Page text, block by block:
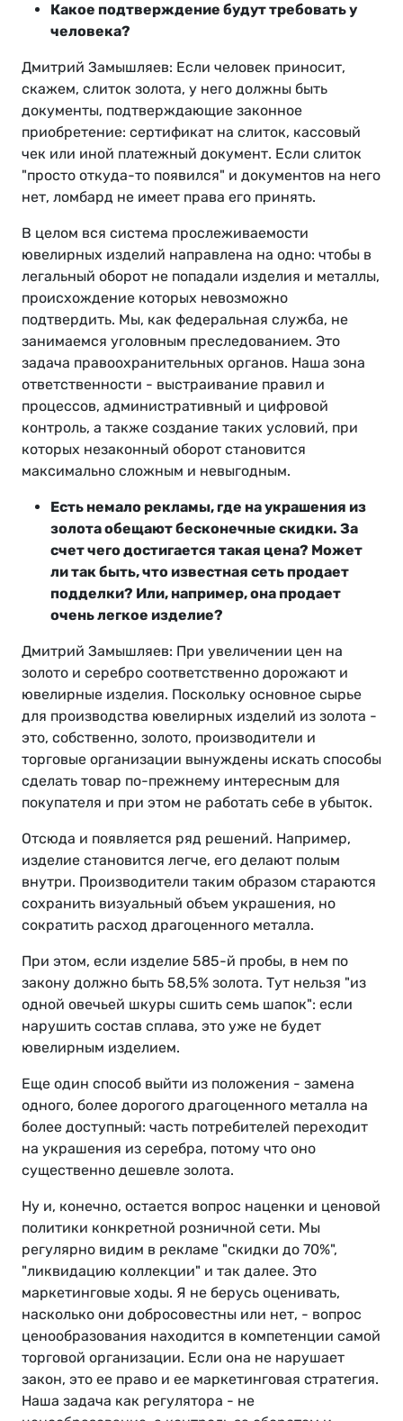
Какое подтверждение будут требовать у
человека?
Дмитрий Замышляев: Если человек приносит,
скажем, слиток золота, у него должны быть
документы, подтверждающие законное
приобретение: сертификат на слиток, кассовый
чек или иной платежный документ. Если слиток
"просто откуда-то появился" и документов на него
нет, ломбард не имеет права его принять.
В целом вся система прослеживаемости
ювелирных изделий направлена на одно: чтобы в
легальный оборот не попадали изделия и металлы,
происхождение которых невозможно
подтвердить. Мы, как федеральная служба, не
занимаемся уголовным преследованием. Это
задача правоохранительных органов. Наша зона
ответственности - выстраивание правил и
процессов, административный и цифровой
контроль, а также создание таких условий, при
которых незаконный оборот становится
максимально сложным и невыгодным.
Есть немало рекламы, где на украшения из
золота обещают бесконечные скидки. За
счет чего достигается такая цена? Может
ли так быть, что известная сеть продает
подделки? Или, например, она продает
очень легкое изделие?
Дмитрий Замышляев: При увеличении цен на
золото и серебро соответственно дорожают и
ювелирные изделия. Поскольку основное сырье
для производства ювелирных изделий из золота -
это, собственно, золото, производители и
торговые организации вынуждены искать способы
сделать товар по-прежнему интересным для
покупателя и при этом не работать себе в убыток.
Отсюда и появляется ряд решений. Например,
изделие становится легче, его делают полым
внутри. Производители таким образом стараются
сохранить визуальный объем украшения, но
сократить расход драгоценного металла.
При этом, если изделие 585-й пробы, в нем по
закону должно быть 58,5% золота. Тут нельзя "из
одной овечьей шкуры сшить семь шапок": если
нарушить состав сплава, это уже не будет
ювелирным изделием.
Еще один способ выйти из положения - замена
одного, более дорогого драгоценного металла на
более доступный: часть потребителей переходит
на украшения из серебра, потому что оно
существенно дешевле золота.
Ну и, конечно, остается вопрос наценки и ценовой
политики конкретной розничной сети. Мы
регулярно видим в рекламе "скидки до 70%",
"ликвидацию коллекции" и так далее. Это
маркетинговые ходы. Я не берусь оценивать,
насколько они добросовестны или нет, - вопрос
ценообразования находится в компетенции самой
торговой организации. Если она не нарушает
закон, это ее право и ее маркетинговая стратегия.
Наша задача как регулятора - не